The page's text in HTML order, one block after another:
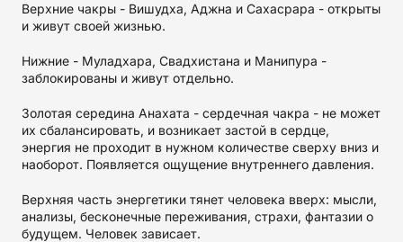
Верхние чакры - Вишудха, Аджна и Сахасрара - открыты
и живут своей жизнью.
Нижние - Муладхара, Свадхистана и Манипура -
заблокированы и живут отдельно.
Золотая середина Анахата - сердечная чакра - не может
их сбалансировать, и возникает застой в сердце,
энергия не проходит в нужном количестве сверху вниз и
наоборот. Появляется ощущение внутреннего давления.
Верхняя часть энергетики тянет человека вверх: мысли,
анализы, бесконечные переживания, страхи, фантазии о
будущем. Человек зависает.